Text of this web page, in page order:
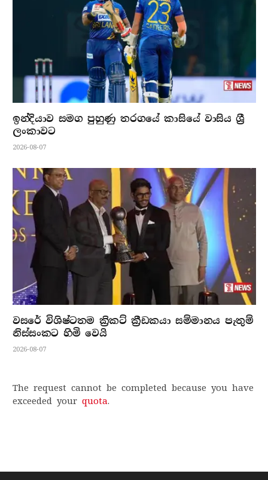
ඉන්දියාව සමග පුහුණු තරගයේ කාසියේ වාසිය ශ්‍රී
ලංකාවට
2026-08-07
වසරේ විශිෂ්ටතම ක්‍රිකට් ක්‍රීඩකයා සම්මානය පැතුම්
නිස්සංකට හිමි වෙයි
2026-08-07
The request cannot be completed because you have
exceeded your quota.